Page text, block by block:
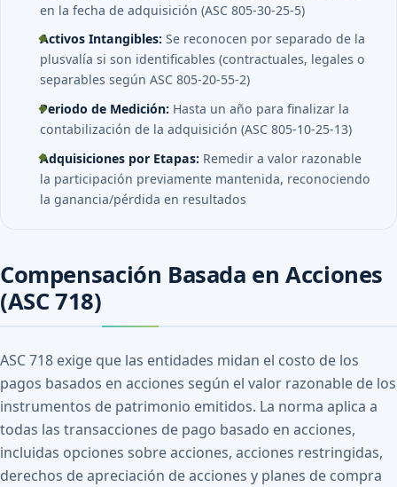
en la fecha de adquisición (ASC 805-30-25-5)
Activos Intangibles: Se reconocen por separado de la
plusvalía si son identificables (contractuales, legales o
separables según ASC 805-20-55-2)
Periodo de Medición: Hasta un año para finalizar la
contabilización de la adquisición (ASC 805-10-25-13)
Adquisiciones por Etapas: Remedir a valor razonable
la participación previamente mantenida, reconociendo
la ganancia/pérdida en resultados
Compensación Basada en Acciones
(ASC 718)
ASC 718 exige que las entidades midan el costo de los
pagos basados en acciones según el valor razonable de los
instrumentos de patrimonio emitidos. La norma aplica a
todas las transacciones de pago basado en acciones,
incluidas opciones sobre acciones, acciones restringidas,
derechos de apreciación de acciones y planes de compra